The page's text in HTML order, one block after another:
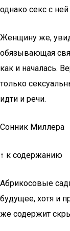
однако секс с
Женщину же,
обязывающая
как и началась.
только
идти и речи.
Сонник Миллера
↑ к содержанию
Абрикосовые
будущее, хотя и
же содержит